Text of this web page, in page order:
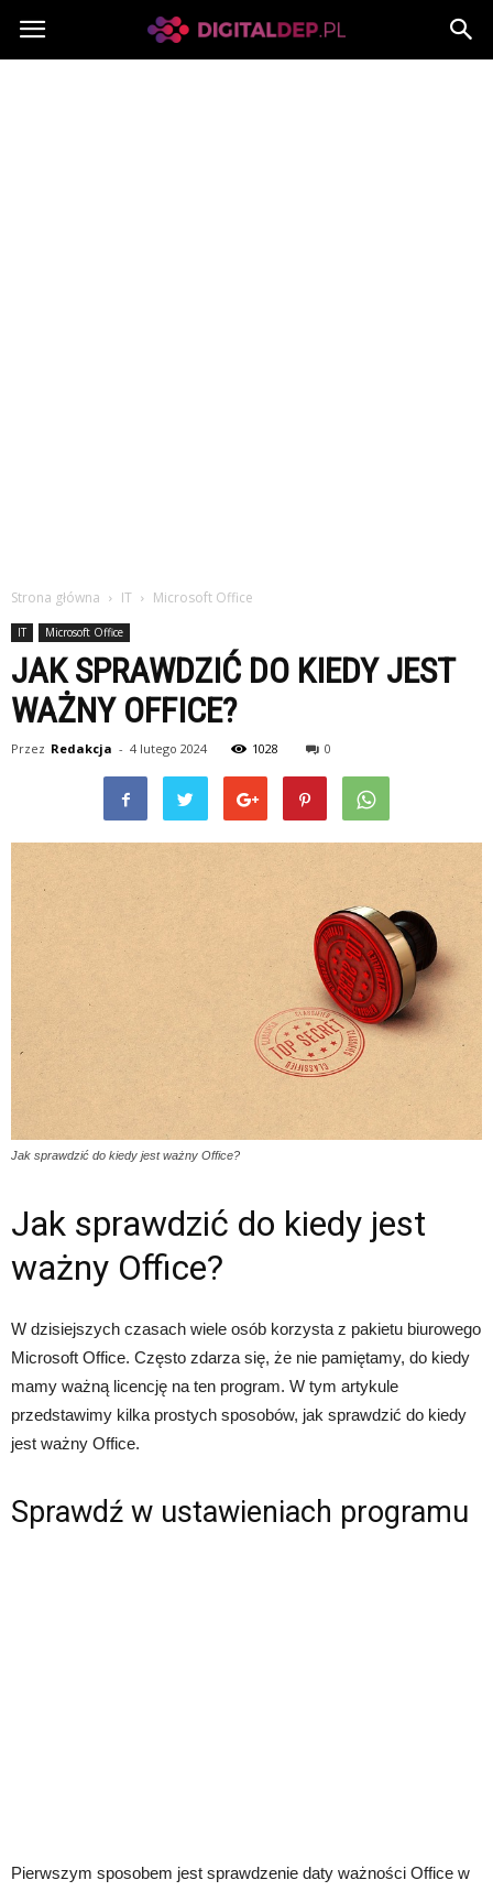
Digitaldep.pl
Strona główna IT Microsoft Office
IT Microsoft Office
JAK SPRAWDZIĆ DO KIEDY JEST
WAŻNY OFFICE?
Przez Redakcja - 4 lutego 2024 1028 0
Jak sprawdzić do kiedy jest ważny Office?
Jak sprawdzić do kiedy jest
ważny Office?
W dzisiejszych czasach wiele osób korzysta z pakietu biurowego
Microsoft Office. Często zdarza się, że nie pamiętamy, do kiedy
mamy ważną licencję na ten program. W tym artykule
przedstawimy kilka prostych sposobów, jak sprawdzić do kiedy
jest ważny Office.
Sprawdź w ustawieniach programu
Pierwszym sposobem jest sprawdzenie daty ważności Office w